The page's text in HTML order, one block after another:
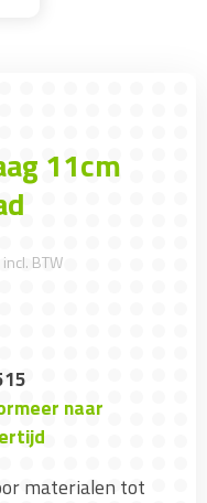
11cm
incl. BTW
naar
materialen tot